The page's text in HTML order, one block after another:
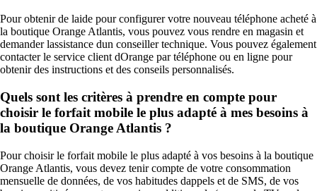
Pour obtenir de laide pour configurer votre nouveau téléphone acheté à
la boutique Orange Atlantis, vous pouvez vous rendre en magasin et
demander lassistance dun conseiller technique. Vous pouvez également
contacter le service client dOrange par téléphone ou en ligne pour
obtenir des instructions et des conseils personnalisés.
Quels sont les critères à prendre en compte pour
choisir le forfait mobile le plus adapté à mes besoins à
la boutique Orange Atlantis ?
Pour choisir le forfait mobile le plus adapté à vos besoins à la boutique
Orange Atlantis, vous devez tenir compte de votre consommation
mensuelle de données, de vos habitudes dappels et de SMS, de vos